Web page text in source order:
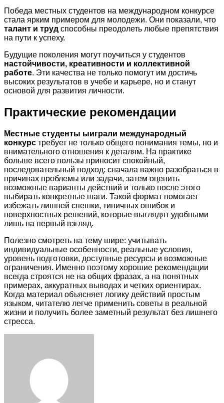
Победа местных студентов на международном конкурсе
стала ярким примером для молодежи. Они показали, что
талант и труд способны преодолеть любые препятствия
на пути к успеху.
Будущие поколения могут поучиться у студентов
настойчивости, креативности и коллективной
работе. Эти качества не только помогут им достичь
высоких результатов в учебе и карьере, но и станут
основой для развития личности.
Практические рекомендации
Местные студенты ыиграли международный
конкурс требует не только общего понимания темы, но и
внимательного отношения к деталям. На практике
больше всего пользы приносит спокойный,
последовательный подход: сначала важно разобраться в
причинах проблемы или задачи, затем оценить
возможные варианты действий и только после этого
выбирать конкретные шаги. Такой формат помогает
избежать лишней спешки, типичных ошибок и
поверхностных решений, которые выглядят удобными
лишь на первый взгляд.
Полезно смотреть на тему шире: учитывать
индивидуальные особенности, реальные условия,
уровень подготовки, доступные ресурсы и возможные
ограничения. Именно поэтому хорошие рекомендации
всегда строятся не на общих фразах, а на понятных
примерах, аккуратных выводах и четких ориентирах.
Когда материал объясняет логику действий простым
языком, читателю легче применить советы в реальной
жизни и получить более заметный результат без лишнего
стресса.